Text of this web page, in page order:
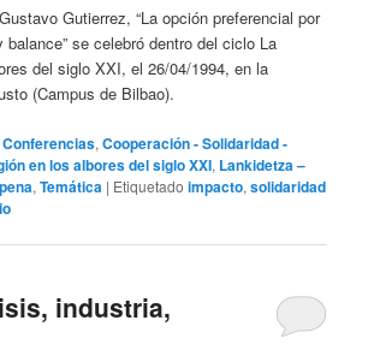
Gutierrez, “La opción preferencial por
balance” se celebró dentro del ciclo La
del siglo XXI, el 26/04/1994, en la
(Campus de Bilbao).
Conferencias,Cooperación - Solidaridad -
en los albores del siglo XXI, Lankidetza –
,Temática | Etiquetado impacto,solidaridad
industria,